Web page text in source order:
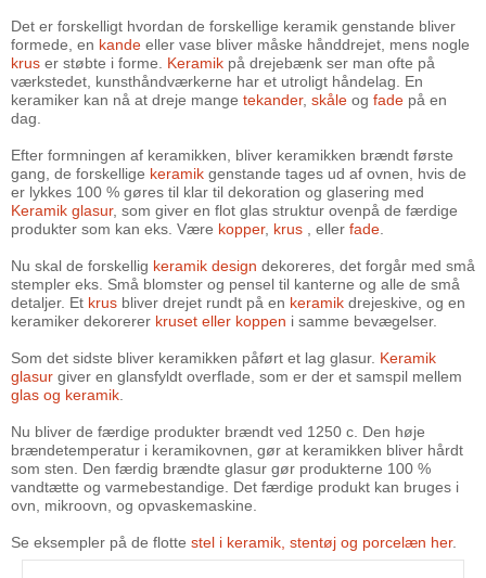
Det er forskelligt hvordan de forskellige keramik genstande bliver
formede, en kande eller vase bliver måske hånddrejet, mens nogle
krus er støbte i forme. Keramik på drejebænk ser man ofte på
værkstedet, kunsthåndværkerne har et utroligt håndelag. En
keramiker kan nå at dreje mange tekander, skåle og fade på en
dag.
Efter formningen af keramikken, bliver keramikken brændt første
gang, de forskellige keramik genstande tages ud af ovnen, hvis de
er lykkes 100 % gøres til klar til dekoration og glasering med
Keramik glasur, som giver en flot glas struktur ovenpå de færdige
produkter som kan eks. Være kopper, krus , eller fade
Nu skal de forskellig keramik design dekoreres, det forgår med små
stempler eks. Små blomster og pensel til kanterne og alle de små
detaljer. Et krus bliver drejet rundt på en keramik drejeskive, og en
keramiker dekorerer kruset eller koppen i samme bevægelser.
Som det sidste bliver keramikken påført et lag glasur. Keramik
glasur giver en glansfyldt overflade, som er der et samspil mellem
glas og keramik
Nu bliver de færdige produkter brændt ved 1250 c. Den høje
brændetemperatur i keramikovnen, gør at keramikken bliver hårdt
som sten. Den færdig brændte glasur gør produkterne 100 %
vandtætte og varmebestandige. Det færdige produkt kan bruges i
ovn, mikroovn, og opvaskemaskine.
Se eksempler på de flotte stel i keramik, stentøj og porcelæn her.